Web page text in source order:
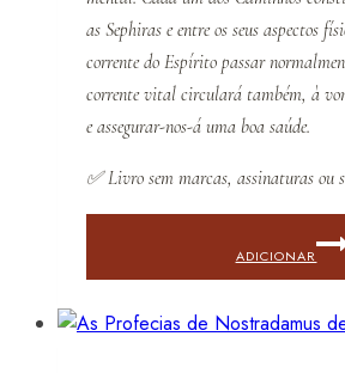
as Sephiras e entre os seus aspectos
corrente do Espírito passar
corrente vital circulará também, à
e assegurar-nos-á uma boa saúde.
✅Livro sem marcas, assinaturas ou
ADICIONAR